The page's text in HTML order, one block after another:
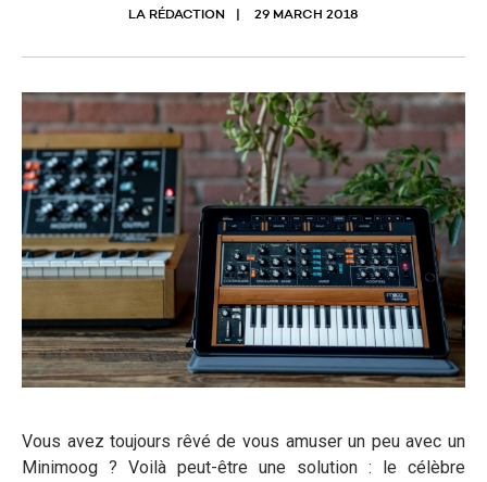
LA RÉDACTION 29 MARCH 2018
Vous avez toujours rêvé de vous amuser un peu avec un
Minimoog ? Voilà peut-être une solution : le célèbre